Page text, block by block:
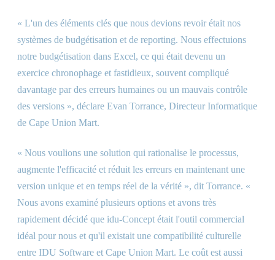
« L'un des éléments clés que nous devions revoir était nos
systèmes de budgétisation et de reporting. Nous effectuions
notre budgétisation dans Excel, ce qui était devenu un
exercice chronophage et fastidieux, souvent compliqué
davantage par des erreurs humaines ou un mauvais contrôle
des versions », déclare Evan Torrance, Directeur Informatique
de Cape Union Mart.
« Nous voulions une solution qui rationalise le processus,
augmente l'efficacité et réduit les erreurs en maintenant une
version unique et en temps réel de la vérité », dit Torrance. «
Nous avons examiné plusieurs options et avons très
rapidement décidé que idu-Concept était l'outil commercial
idéal pour nous et qu'il existait une compatibilité culturelle
entre IDU Software et Cape Union Mart. Le coût est aussi